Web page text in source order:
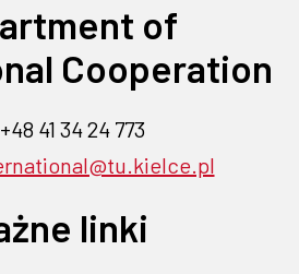
of
Cooperation
41 34 24 773
linki